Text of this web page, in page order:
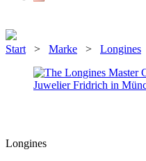
Start > Marke > Longines
Longines